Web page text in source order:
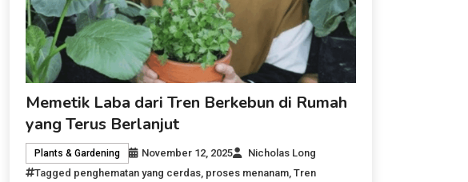
Memetik Laba dari Tren Berkebun di Rumah
yang Terus Berlanjut
Plants & Gardening November 12, 2025
Nicholas Long
Tagged penghematan yang cerdas proses menanam ,Tren